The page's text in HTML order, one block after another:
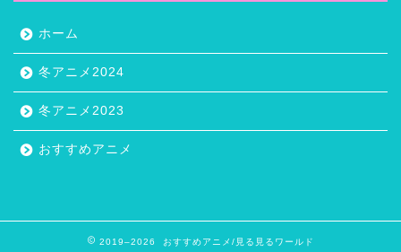
ホーム
冬アニメ2024
冬アニメ2023
おすすめアニメ
2019–2026 おすすめアニメ/見る見るワールド